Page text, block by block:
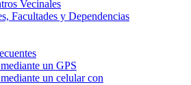
Vecinales
Facultades y Dependencias
un GPS
un celular con